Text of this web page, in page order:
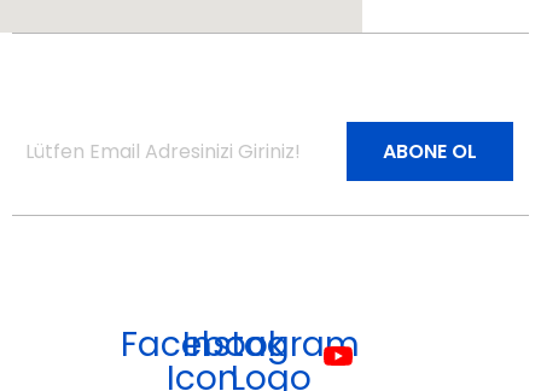
Facebook
Icon
Instagram
Logo